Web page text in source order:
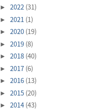
► 2022 (31)
► 2021 (1)
► 2020 (19)
► 2019 (8)
► 2018 (40)
► 2017 (6)
► 2016 (13)
► 2015 (20)
► 2014 (43)